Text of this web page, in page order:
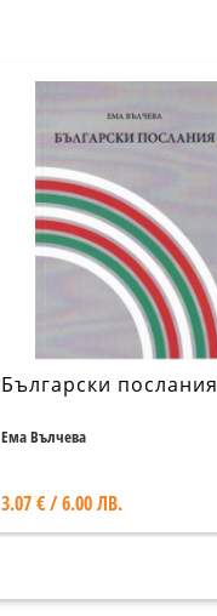
Български послания
Ема Вълчева
3.07 € / 6.00 ЛВ.